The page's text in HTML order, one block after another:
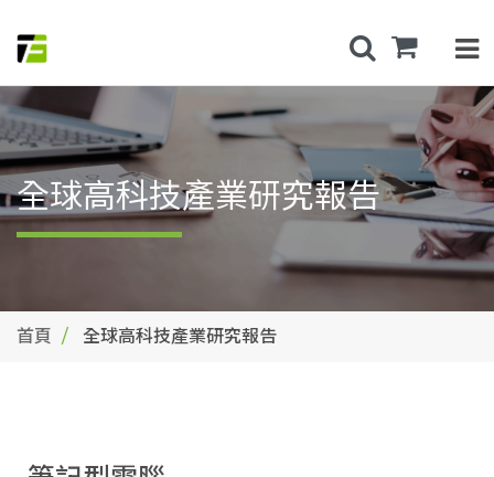
全球高科技產業研究報告
首頁 全球高科技產業研究報告